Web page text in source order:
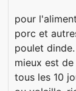
pour
porc et
poulet
mieux est
tous les 10